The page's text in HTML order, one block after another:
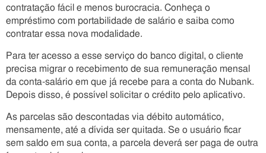
contratação fácil e menos burocracia. Conheça o
empréstimo com portabilidade de salário e saiba como
contratar essa nova modalidade.
Para ter acesso a esse serviço do banco digital, o cliente
precisa migrar o recebimento de sua remuneração mensal
da conta-salário em que já recebe para a conta do Nubank.
Depois disso, é possível solicitar o crédito pelo aplicativo.
As parcelas são descontadas via débito automático,
mensamente, até a dívida ser quitada. Se o usuário ficar
sem saldo em sua conta, a parcela deverá ser paga de outra